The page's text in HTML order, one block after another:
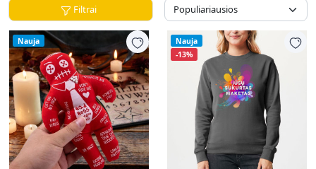
Filtrai
Nauja
Nauja
-13%